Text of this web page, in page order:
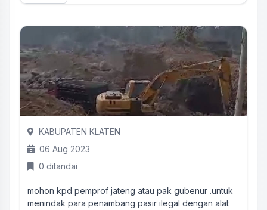
KABUPATEN KLATEN
06 Aug 2023
0 ditandai
mohon kpd pemprof jateng atau pak gubenur .untuk
menindak para penambang pasir ilegal dengan alat